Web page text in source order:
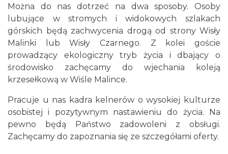
Można do nas dotrzeć na dwa sposoby. Osoby
lubujące w stromych i widokowych szlakach
górskich będą zachwycenia drogą od strony Wisły
Malinki lub Wisły Czarnego. Z kolei goście
prowadzący ekologiczny tryb życia i dbający o
środowisko zachęcamy do wjechania koleją
krzesełkową w Wiśle Malince.
Pracuje u nas kadra kelnerów o wysokiej kulturze
osobistej i pozytywnym nastawieniu do życia. Na
pewno będą Państwo zadowoleni z obsługi.
Zachęcamy do zapoznania się ze szczegółami oferty.